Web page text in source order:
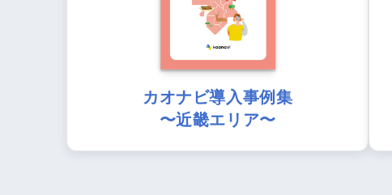
カオナビ導入事例集
〜近畿エリア〜